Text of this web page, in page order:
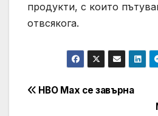
продукти, с които
отвсякога.
Навигация
HBO Max се завърна